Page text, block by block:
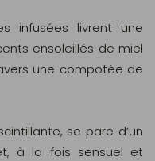
infusées livrent une
ensoleillés de miel
une compotée de
se pare d’un
à la fois sensuel et